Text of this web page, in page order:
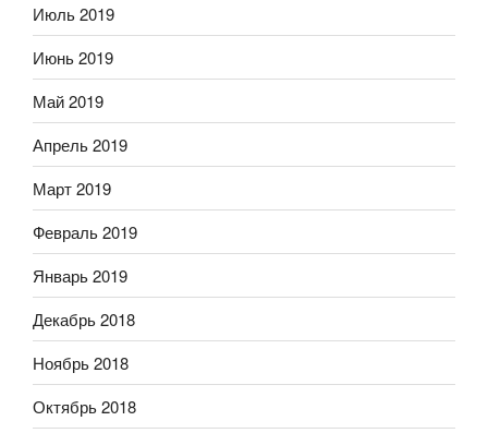
Июль 2019
Июнь 2019
Май 2019
Апрель 2019
Март 2019
Февраль 2019
Январь 2019
Декабрь 2018
Ноябрь 2018
Октябрь 2018